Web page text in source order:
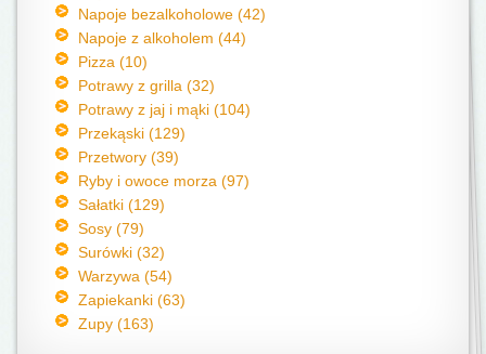
Napoje bezalkoholowe (42)
Napoje z alkoholem (44)
Pizza (10)
Potrawy z grilla (32)
Potrawy z jaj i mąki (104)
Przekąski (129)
Przetwory (39)
Ryby i owoce morza (97)
Sałatki (129)
Sosy (79)
Surówki (32)
Warzywa (54)
Zapiekanki (63)
Zupy (163)